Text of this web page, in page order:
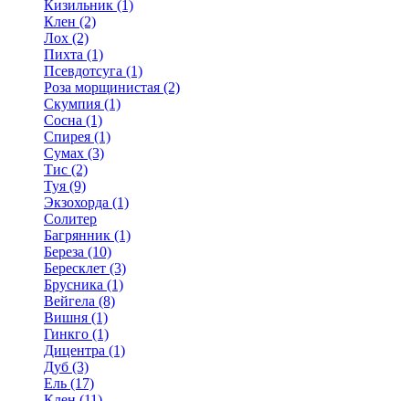
Кизильник (1)
Клен (2)
Лох (2)
Пихта (1)
Псевдотсуга (1)
Роза морщинистая (2)
Скумпия (1)
Сосна (1)
Спирея (1)
Сумах (3)
Тис (2)
Туя (9)
Экзохорда (1)
Солитер
Багрянник (1)
Береза (10)
Бересклет (3)
Брусника (1)
Вейгела (8)
Вишня (1)
Гинкго (1)
Дицентра (1)
Дуб (3)
Ель (17)